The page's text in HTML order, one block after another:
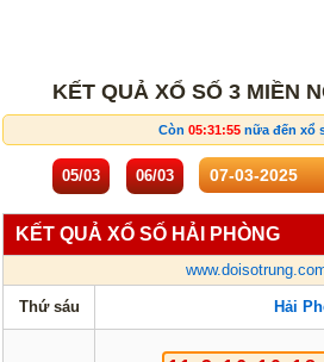
Miền Bắc
KQXS Vietlott
Power 6/55
Max 3D Keno
Bingo 18
KẾT QUẢ XỔ SỐ 3 MIỀN
Còn 05:31:55nữa đến xổ
05/03 06/03
KẾT QUẢ XỔ SỐ HẢI PHÒNG
Thứ sáu Hải